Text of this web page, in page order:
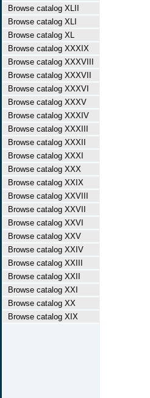
Browse catalog XLII
Browse catalog XLI
Browse catalog XL
Browse catalog XXXIX
Browse catalog XXXVIII
Browse catalog XXXVII
Browse catalog XXXVI
Browse catalog XXXV
Browse catalog XXXIV
Browse catalog XXXIII
Browse catalog XXXII
Browse catalog XXXI
Browse catalog XXX
Browse catalog XXIX
Browse catalog XXVIII
Browse catalog XXVII
Browse catalog XXVI
Browse catalog XXV
Browse catalog XXIV
Browse catalog XXIII
Browse catalog XXII
Browse catalog XXI
Browse catalog XX
Browse catalog XIX